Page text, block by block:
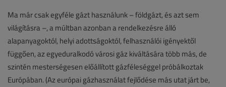
Ma már csak egyféle gázt használunk – földgázt, és azt sem
világításra –, a múltban azonban a rendelkezésre álló
alapanyagoktól, helyi adottságoktól, felhasználói igényektől
függően, az egyeduralkodó városi gáz kiváltására több más, de
szintén mesterségesen előállított gázféleséggel próbálkoztak
Európában. (Az európai gázhasználat fejlődése más utat járt be,